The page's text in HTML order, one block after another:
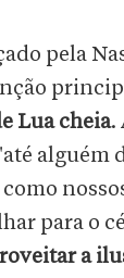
pela
Lua cheia.
alguém
para o
a